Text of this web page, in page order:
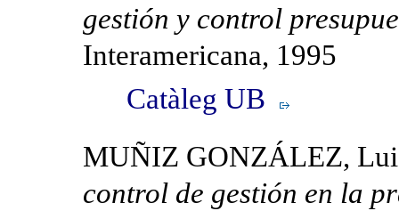
gestión y control
Interamericana, 1995
Catàleg UB
MUÑIZ GONZÁLEZ,
control de gestión en la